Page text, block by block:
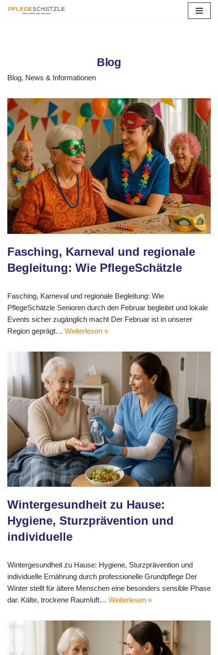
Blog
Blog, News & Informationen
Fasching, Karneval und regionale
Begleitung: Wie PflegeSchätzle
Fasching, Karneval und regionale Begleitung: Wie
PflegeSchätzle Senioren durch den Februar begleitet und lokale
Events sicher zugänglich macht Der Februar ist in unserer
Region geprägt… Weiterlesen »
Wintergesundheit zu Hause:
Hygiene, Sturzprävention und
individuelle
Wintergesundheit zu Hause: Hygiene, Sturzprävention und
individuelle Ernährung durch professionelle Grundpflege Der
Winter stellt für ältere Menschen eine besonders sensible Phase
dar. Kälte, trockene Raumluft… Weiterlesen »